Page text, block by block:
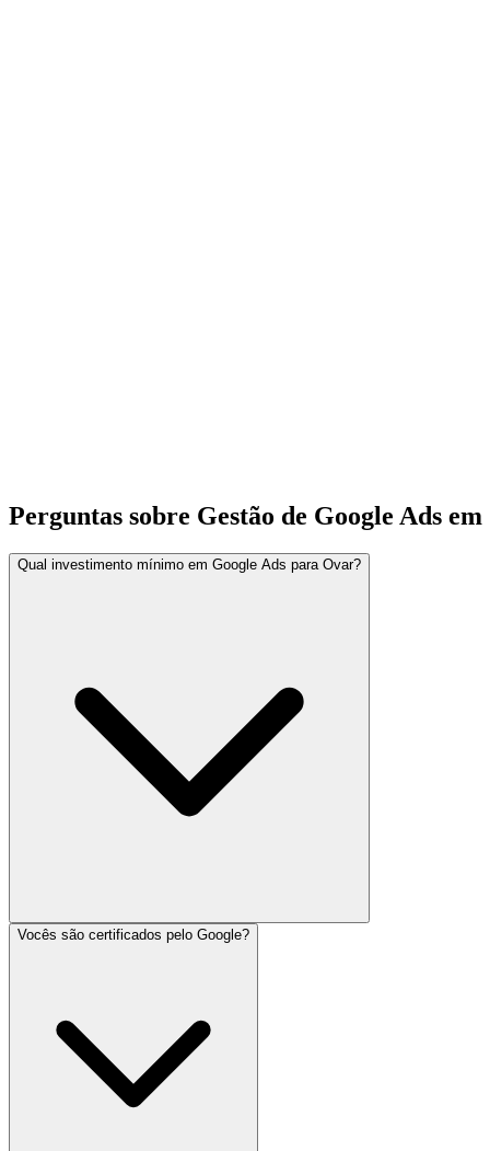
Perguntas sobre Gestão de Google Ads
Qual investimento mínimo em Google Ads para Ovar?
Vocês são certificados pelo Google?